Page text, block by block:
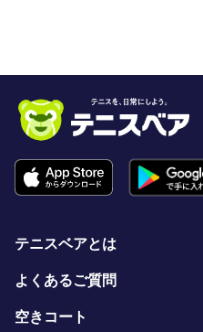
テニスベアとは
よくあるご質問
空きコート